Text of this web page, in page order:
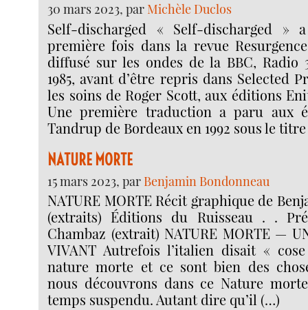
30 mars 2023, par Michèle Duclos
Self-discharged « Self-discharged »
première fois dans la revue Resurgence
diffusé sur les ondes de la BBC, Radio
1985, avant d’être repris dans Selected
les soins de Roger Scott, aux éditions
Une première traduction a paru aux
Tandrup de Bordeaux en 1992 sous le
NATURE MORTE
15 mars 2023, par Benjamin Bondonneau
NATURE MORTE Récit graphique de
(extraits) Éditions du Ruisseau . .
Chambaz (extrait) NATURE MORTE —
VIVANT Autrefois l’italien disait «
nature morte et ce sont bien des
nous découvrons dans ce Nature
temps suspendu. Autant dire qu’il (…)